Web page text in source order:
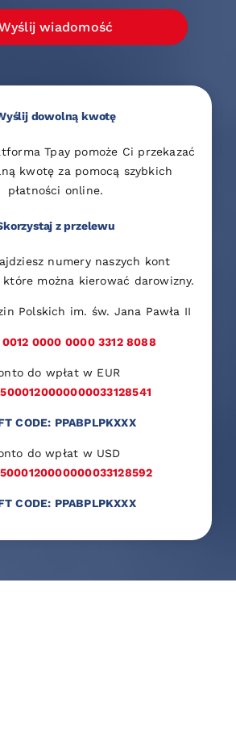
wiadomość
dowolną kwotę
Tpay pomoże Ci przekazać
kwotę za pomocą szybkich
płatności online.
z przelewu
numery naszych kont
można kierować darowizny.
Polskich im. św. Jana Pawła II
0012 0000 0000 3312 8088
do wpłat w EUR
CODE: PPABPLPKXXX
do wpłat w USD
CODE: PPABPLPKXXX